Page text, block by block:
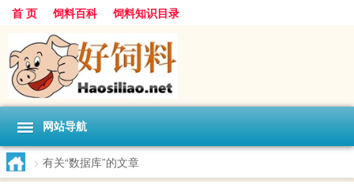
首 页 饲料百科 饲料知识目录
网站导航
> 有关“数据库”的文章